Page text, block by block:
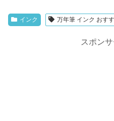
インク 万年筆 インク おす
スポン